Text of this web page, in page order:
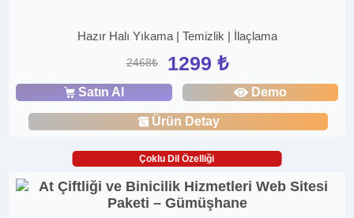
Hazır Halı Yıkama | Temizlik | İlaçlama
2468₺ 1299 ₺
Satın Al Demo
Ürün Detay
Çoklu Dil Özelliği